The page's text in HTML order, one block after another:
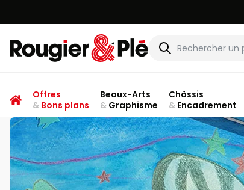
Rougier & Plé
Offres
&Bons plans
Beaux-Arts
&Graphisme
Châssis
&Encadrement